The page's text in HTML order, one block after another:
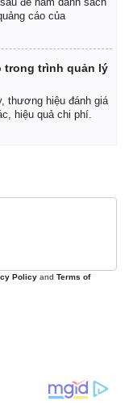
cáo của
trong trình quản lý
thương hiệu đánh giá
hiệu quả chi phí.
Policy and Terms of